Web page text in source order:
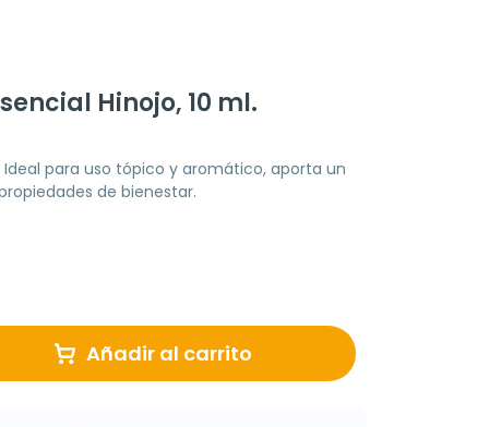
Hinojo, 10 ml.
para uso tópico y aromático, aporta un
de bienestar.
Añadir al carrito